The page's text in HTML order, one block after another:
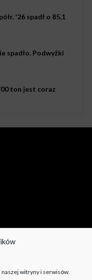
witryny i serwisów.
'26 spadł o 85,1
spadło. Podwyżki
ton jest coraz